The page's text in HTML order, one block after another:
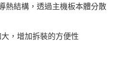
熱結構，透過主機板本體分散
，增加拆裝的方便性